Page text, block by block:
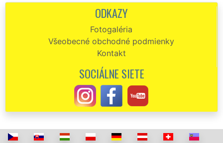
zabezpečenie kompletnej montáže a skvele odvedenú prácu.
využili služby sťahovacej spoločnosti EXTRA SŤAHOVANIE. Celý
priebeh sťahovania sa odvíjal absolútne perfektne. Nie je nič, čo by sa
im dalo vytknúť. Ich postoj je skutočne profesionálny. Aj naďalej
budeme využívať pracovníkov tejto sťahovacej spoločnosti.
Minulý týždeň sme potrebovali zabezpečiť sťahovanie niekoľkých
izieb našej ubytovne v Slovenskej republike. Na základe kladných
referencií sme si vybrali spoločnosť EXTRA SŤAHOVANIE. A skutočne
sme vybrali skvele. Aj my budeme naďalej túto spoločnosť odporúčať,
pretože ich komunikatívnosť, pracovitosť a profesionalita pri
Každopádne odporúčame pri sťahovaní využívať túto spoločnosť. Sú
skvelí.
ODKAZY
Fotogaléria
Všeobecné obchodné podmienky
Kontakt
SOCIÁLNE SIETE